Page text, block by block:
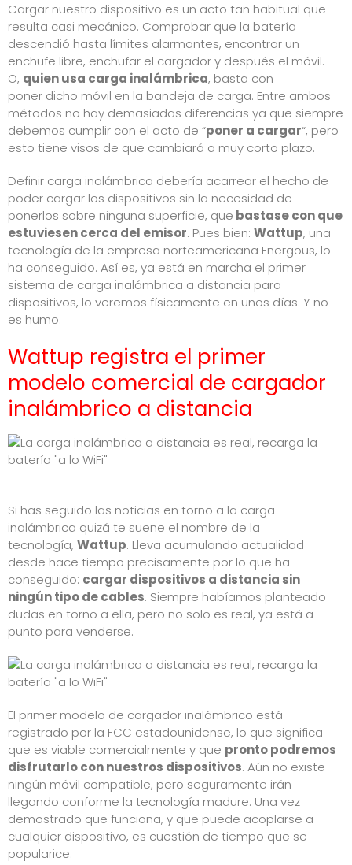
Cargar nuestro dispositivo es un acto tan habitual que
resulta casi mecánico. Comprobar que la batería
descendió hasta límites alarmantes, encontrar un
enchufe libre, enchufar el cargador y después el móvil.
O, quien usa carga inalámbrica, basta con
poner dicho móvil en la bandeja de carga. Entre ambos
métodos no hay demasiadas diferencias ya que siempre
debemos cumplir con el acto de “poner a cargar“, pero
esto tiene visos de que cambiará a muy corto plazo.
Definir carga inalámbrica debería acarrear el hecho de
poder cargar los dispositivos sin la necesidad de
ponerlos sobre ninguna superficie, que bastase con que
estuviesen cerca del emisor. Pues bien: Wattup, una
tecnología de la empresa norteamericana Energous, lo
ha conseguido. Así es, ya está en marcha el primer
sistema de carga inalámbrica a distancia para
dispositivos, lo veremos físicamente en unos días. Y no
es humo.
Wattup registra el primer
modelo comercial de cargador
inalámbrico a distancia
Si has seguido las noticias en torno a la carga
inalámbrica quizá te suene el nombre de la
tecnología, Wattup. Lleva acumulando actualidad
desde hace tiempo precisamente por lo que ha
conseguido: cargar dispositivos a distancia sin
ningún tipo de cables. Siempre habíamos planteado
dudas en torno a ella, pero no solo es real, ya está a
punto para venderse.
El primer modelo de cargador inalámbrico está
registrado por la FCC estadounidense, lo que significa
que es viable comercialmente y que pronto podremos
disfrutarlo con nuestros dispositivos. Aún no existe
ningún móvil compatible, pero seguramente irán
llegando conforme la tecnología madure. Una vez
demostrado que funciona, y que puede acoplarse a
cualquier dispositivo, es cuestión de tiempo que se
popularice.